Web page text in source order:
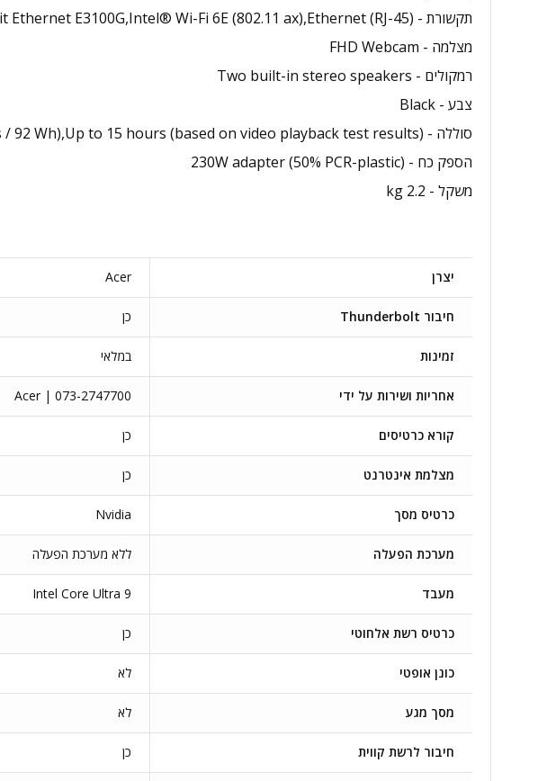
תקשורת - Killer™ Gigabit Ethernet E3100G,Intel® Wi-Fi 6E (802.11 ax),Ethernet (RJ-45)
מצלמה - FHD Webcam
רמקולים - Two built-in stereo speakers
צבע - Black
סוללה - Li-Ion battery (4 cells / 92 Wh),Up to 15 hours (based on video playback test results)
הספק כח - 230W adapter (50% PCR-plastic)
משקל - 2.2 kg
יצרן Acer
חיבור Thunderbolt כן
זמינות במלאי
אחריות ושירות על ידי Acer | 073-2747700
קורא כרטיסים כן
מצלמת אינטרנט כן
כרטיס מסך Nvidia
מערכת הפעלה ללא מערכת הפעלה
מעבד Intel Core Ultra 9
כרטיס רשת אלחוטי כן
כונן אופטי לא
מסך מגע לא
חיבור לרשת קווית כן